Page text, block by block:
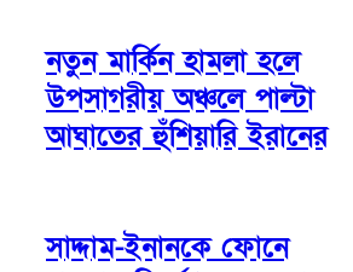
নতুন মার্কিন হামলা হলে
উপসাগরীয় অঞ্চলে পাল্টা
আঘাতের হুঁশিয়ারি ইরানের
সাদ্দাম-ইনানকে ফোনে